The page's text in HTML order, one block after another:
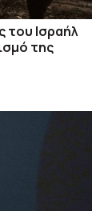
του Ισραήλ
της